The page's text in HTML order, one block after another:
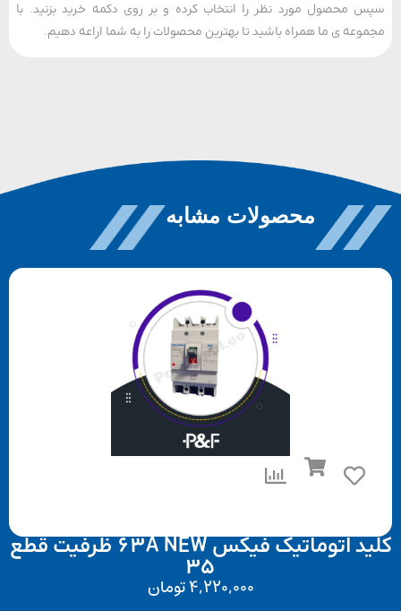
محصول مورد نظر را انتخاب کرده و بر روی دکمه خرید بزنید. با
ی ما همراه باشید تا بهترین محصولات را به شما اراعه دهیم.
محصولات مشابه
کلید اتوماتیک فیکس 63A NEW ظرفیت قطع
4,220,000تومان